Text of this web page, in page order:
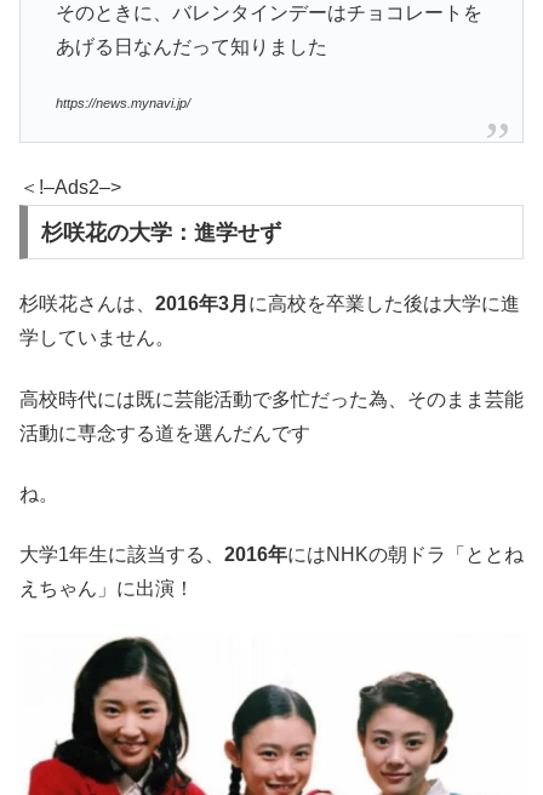
そのときに、バレンタインデーはチョコレートを
あげる日なんだって知りました
https://news.mynavi.jp/
＜!–Ads2–>
杉咲花の大学：進学せず
杉咲花さんは、 2016年3月 に高校を卒業した後は大学に進
学していません。
高校時代には既に芸能活動で多忙だった為、そのまま芸能
活動に専念する道を選んだんです
ね。
大学1年生に該当する、 2016年にはNHKの朝ドラ「ととね
えちゃん」に出演！